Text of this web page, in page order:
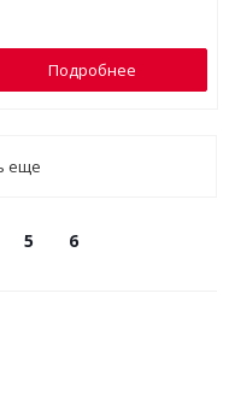
Подробнее
еще
5 6